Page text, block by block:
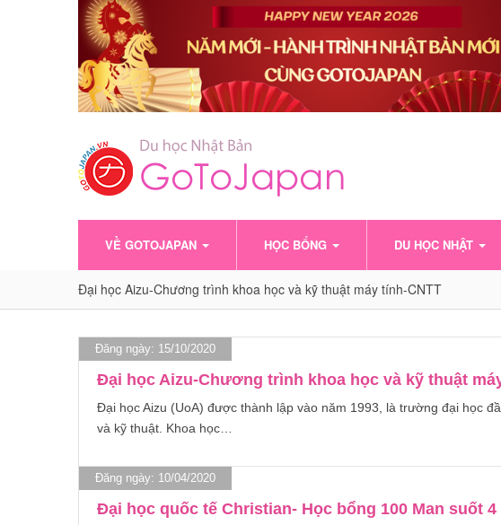
VỀ GOTOJAPAN HỌC BỔNG DU HỌC NHẬT
Đại học Aizu-Chương trình khoa học và kỹ thuật máy tính-CNTT
Đăng ngày: 15/10/2020
Đại học Aizu-Chương trình khoa học và kỹ thuật
Đại học Aizu (UoA) được thành lập vào năm 1993, là trường đại học
và kỹ thuật. Khoa học…
Đăng ngày: 10/04/2020
Đại học quốc tế Christian- Học bổng 100 Man suốt 4